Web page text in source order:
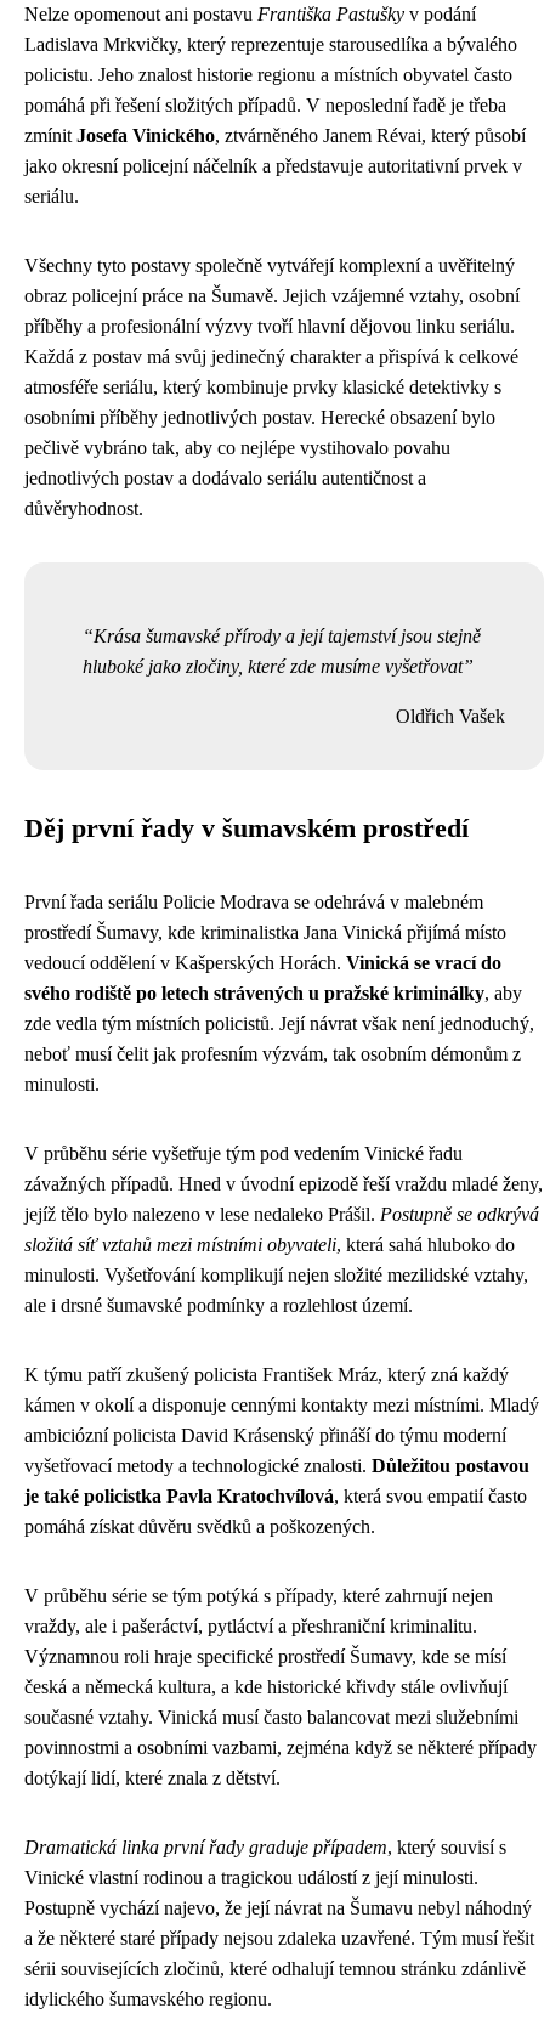
Nelze opomenout ani postavu Františka Pastušky v podání
Ladislava Mrkvičky, který reprezentuje starousedlíka a bývalého
policistu. Jeho znalost historie regionu a místních obyvatel často
pomáhá při řešení složitých případů. V neposlední řadě je třeba
zmínit Josefa Vinického, ztvárněného Janem Révai, který působí
jako okresní policejní náčelník a představuje autoritativní prvek v
seriálu.
Všechny tyto postavy společně vytvářejí komplexní a uvěřitelný
obraz policejní práce na Šumavě. Jejich vzájemné vztahy, osobní
příběhy a profesionální výzvy tvoří hlavní dějovou linku seriálu.
Každá z postav má svůj jedinečný charakter a přispívá k celkové
atmosféře seriálu, který kombinuje prvky klasické detektivky s
osobními příběhy jednotlivých postav. Herecké obsazení bylo
pečlivě vybráno tak, aby co nejlépe vystihovalo povahu
jednotlivých postav a dodávalo seriálu autentičnost a
důvěryhodnost.
Krása šumavské přírody a její tajemství jsou stejně
hluboké jako zločiny, které zde musíme vyšetřovat
Oldřich Vašek
Děj první řady v šumavském prostředí
První řada seriálu Policie Modrava se odehrává v malebném
prostředí Šumavy, kde kriminalistka Jana Vinická přijímá místo
vedoucí oddělení v Kašperských Horách. Vinická se vrací do
svého rodiště po letech strávených u pražské kriminálky, aby
zde vedla tým místních policistů. Její návrat však není jednoduchý,
neboť musí čelit jak profesním výzvám, tak osobním démonům z
minulosti.
V průběhu série vyšetřuje tým pod vedením Vinické řadu
závažných případů. Hned v úvodní epizodě řeší vraždu mladé ženy,
jejíž tělo bylo nalezeno v lese nedaleko Prášil. Postupně se odkrývá
složitá síť vztahů mezi místními obyvateli, která sahá hluboko do
minulosti. Vyšetřování komplikují nejen složité mezilidské vztahy,
ale i drsné šumavské podmínky a rozlehlost území.
K týmu patří zkušený policista František Mráz, který zná každý
kámen v okolí a disponuje cennými kontakty mezi místními. Mladý
ambiciózní policista David Krásenský přináší do týmu moderní
vyšetřovací metody a technologické znalosti. Důležitou postavou
je také policistka Pavla Kratochvílová, která svou empatií často
pomáhá získat důvěru svědků a poškozených.
V průběhu série se tým potýká s případy, které zahrnují nejen
vraždy, ale i pašeráctví, pytláctví a přeshraniční kriminalitu.
Významnou roli hraje specifické prostředí Šumavy, kde se mísí
česká a německá kultura, a kde historické křivdy stále ovlivňují
současné vztahy. Vinická musí často balancovat mezi služebními
povinnostmi a osobními vazbami, zejména když se některé případy
dotýkají lidí, které znala z dětství.
Dramatická linka první řady graduje případem, který souvisí s
Vinické vlastní rodinou a tragickou událostí z její minulosti.
Postupně vychází najevo, že její návrat na Šumavu nebyl náhodný
a že některé staré případy nejsou zdaleka uzavřené. Tým musí řešit
sérii souvisejících zločinů, které odhalují temnou stránku zdánlivě
idylického šumavského regionu.